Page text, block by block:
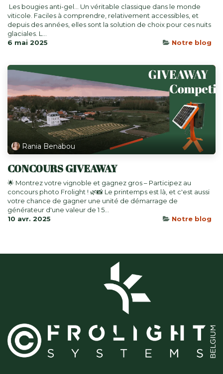
​ Les bougies anti-gel… Un véritable classique dans le monde
viticole. Faciles à comprendre, relativement accessibles, et
depuis des années, elles sont la solution de choix pour ces nuits
glaciales. L...
6 mai 2025
Notre blog
Rania Benabou
CONCOURS GIVEAWAY
🌟 Montrez votre vignoble et gagnez gros – Participez au
concours photo Frolight ! 🌿📸 Le printemps est là, et c'est aussi
votre chance de gagner une unité de démarrage de
générateur d'une valeur de 1 5...
10 avr. 2025
Notre blog